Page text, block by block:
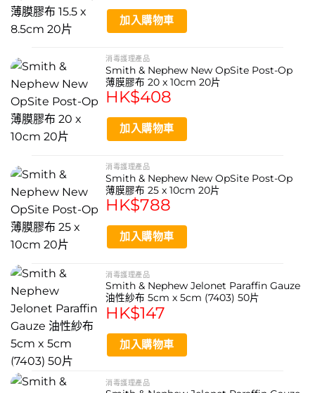
加入購物車
消毒護理產品
Smith & Nephew New OpSite Post-Op
薄膜膠布 20 x 10cm 20片
HK$408
加入購物車
消毒護理產品
Smith & Nephew New OpSite Post-Op
薄膜膠布 25 x 10cm 20片
HK$788
加入購物車
消毒護理產品
Smith & Nephew Jelonet Paraffin Gauze
油性紗布 5cm x 5cm (7403) 50片
HK$147
加入購物車
消毒護理產品